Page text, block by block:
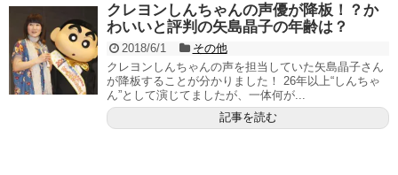
クレヨンしんちゃんの声優が降板！？か
わいいと評判の矢島晶子の年齢は？
2018/6/1
その他
クレヨンしんちゃんの声を担当していた矢島晶子さん
が降板することが分かりました！ 26年以上“しんちゃ
ん”として演じてましたが、一体何が...
記事を読む